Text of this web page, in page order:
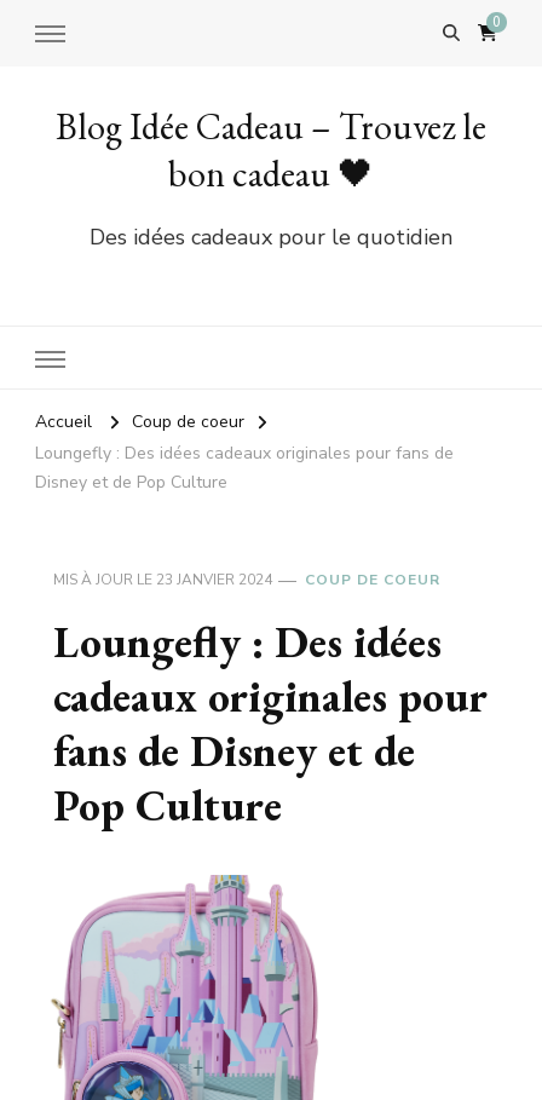
0
Blog Idée Cadeau – Trouvez le
bon cadeau 🖤
Des idées cadeaux pour le quotidien
Accueil
Coup de coeur
Loungefly : Des idées cadeaux originales pour fans de
Disney et de Pop Culture
MIS À JOUR LE 23 JANVIER 2024 COUP DE COEUR
Loungefly : Des idées
cadeaux originales pour
fans de Disney et de
Pop Culture